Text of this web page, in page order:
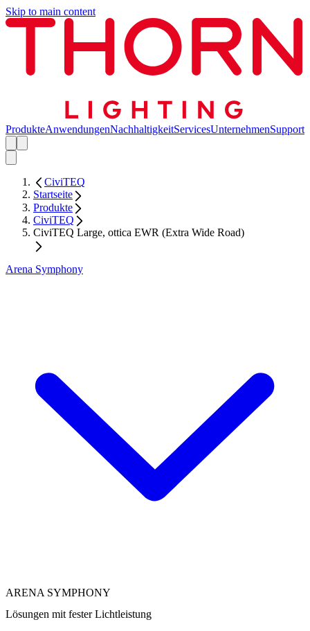
Skip to main content
ProdukteAnwendungenNachhaltigkeitServicesUnternehmenSupport
CiviTEQ
Startseite
Produkte
CiviTEQ
CiviTEQ Large, ottica EWR (Extra Wide Road)
Arena Symphony
ARENA SYMPHONY
Lösungen mit fester Lichtleistung